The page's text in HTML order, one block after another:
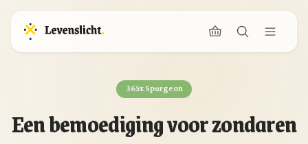
365x Spurgeon
Een bemoediging voor zondaren